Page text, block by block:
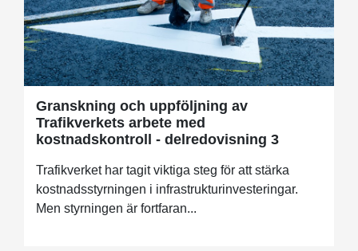
Granskning och uppföljning av
Trafikverkets arbete med
kostnadskontroll - delredovisning 3
Trafikverket har tagit viktiga steg för att stärka
kostnadsstyrningen i infrastrukturinvesteringar.
Men styrningen är fortfaran...